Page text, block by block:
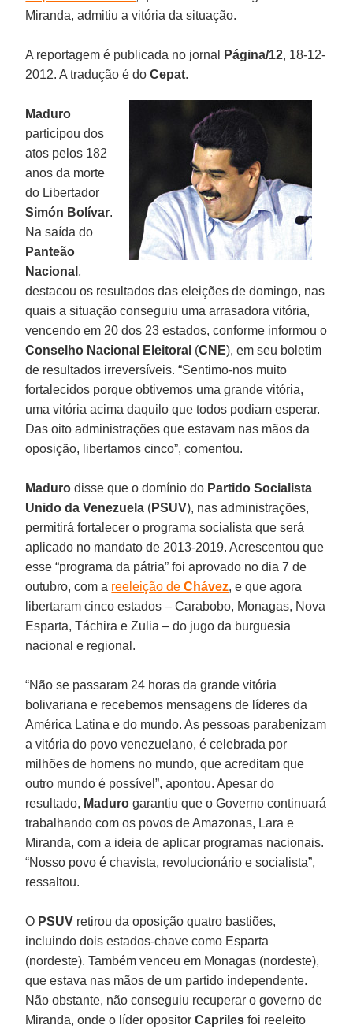
Miranda, admitiu a vitória da situação.
A reportagem é publicada no jornal Página/12, 18-12-
2012. A tradução é doCepat.
Maduro
participou dos
atos pelos 182
anos da morte
do Libertador
Simón Bolívar.
Na saída do
Panteão
Nacional ,
destacou os resultados das eleições de domingo, nas
quais a situação conseguiu uma arrasadora vitória,
vencendo em 20 dos 23 estados, conforme informou o
Conselho Nacional Eleitoral (CNE), em seu boletim
de resultados irreversíveis. “Sentimo-nos muito
fortalecidos porque obtivemos uma grande vitória,
uma vitória acima daquilo que todos podiam esperar.
Das oito administrações que estavam nas mãos da
oposição, libertamos cinco”, comentou.
Madurodisse que o domínio do Partido Socialista
Unido da Venezuela (PSUV), nas administrações,
permitirá fortalecer o programa socialista que será
aplicado no mandato de 2013-2019. Acrescentou que
esse “programa da pátria” foi aprovado no dia 7 de
outubro, com a reeleição deChávez, e que agora
libertaram cinco estados – Carabobo, Monagas, Nova
Esparta, Táchira e Zulia – do jugo da burguesia
nacional e regional.
“Não se passaram 24 horas da grande vitória
bolivariana e recebemos mensagens de líderes da
América Latina e do mundo. As pessoas parabenizam
a vitória do povo venezuelano, é celebrada por
milhões de homens no mundo, que acreditam que
outro mundo é possível”, apontou. Apesar do
resultado, Madurogarantiu que o Governo continuará
trabalhando com os povos de Amazonas, Lara e
Miranda, com a ideia de aplicar programas nacionais.
“Nosso povo é chavista, revolucionário e socialista”,
ressaltou.
O PSUV retirou da oposição quatro bastiões,
incluindo dois estados-chave como Esparta
(nordeste). Também venceu em Monagas (nordeste),
que estava nas mãos de um partido independente.
Não obstante, não conseguiu recuperar o governo de
Miranda, onde o líder opositorCaprilesfoi reeleito